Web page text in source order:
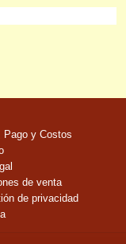
Pago y Costos
de venta
de privacidad